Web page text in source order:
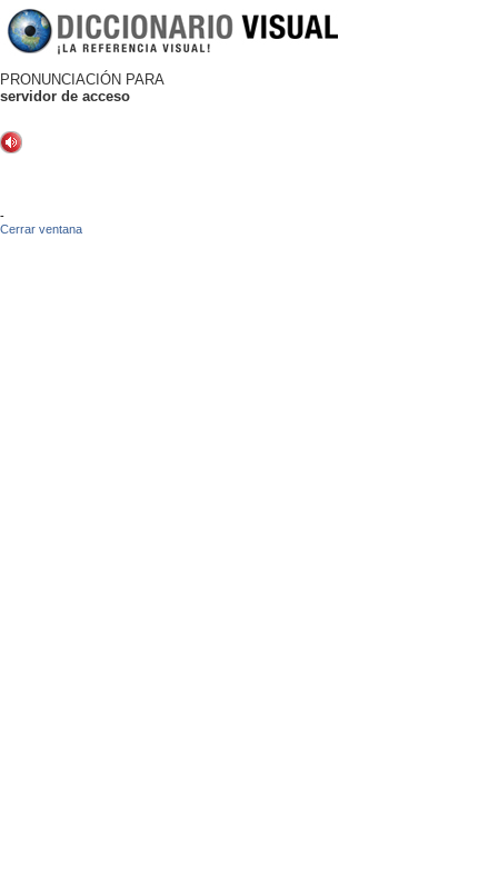
PRONUNCIACIÓN PARA
servidor de acceso
-
Cerrar ventana